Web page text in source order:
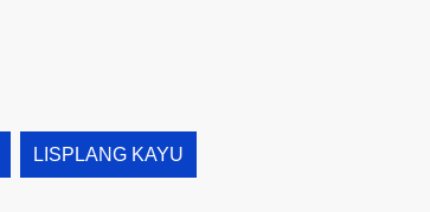
LISPLANG KAYU